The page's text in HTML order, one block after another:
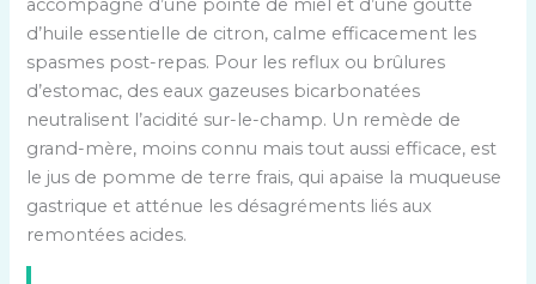
d’huile essentielle de citron, calme efficacement les
spasmes post-repas. Pour les reflux ou brûlures
d’estomac, des eaux gazeuses bicarbonatées
neutralisent l’acidité sur-le-champ. Un remède de
grand-mère, moins connu mais tout aussi efficace, est
le jus de pomme de terre frais, qui apaise la muqueuse
gastrique et atténue les désagréments liés aux
remontées acides.